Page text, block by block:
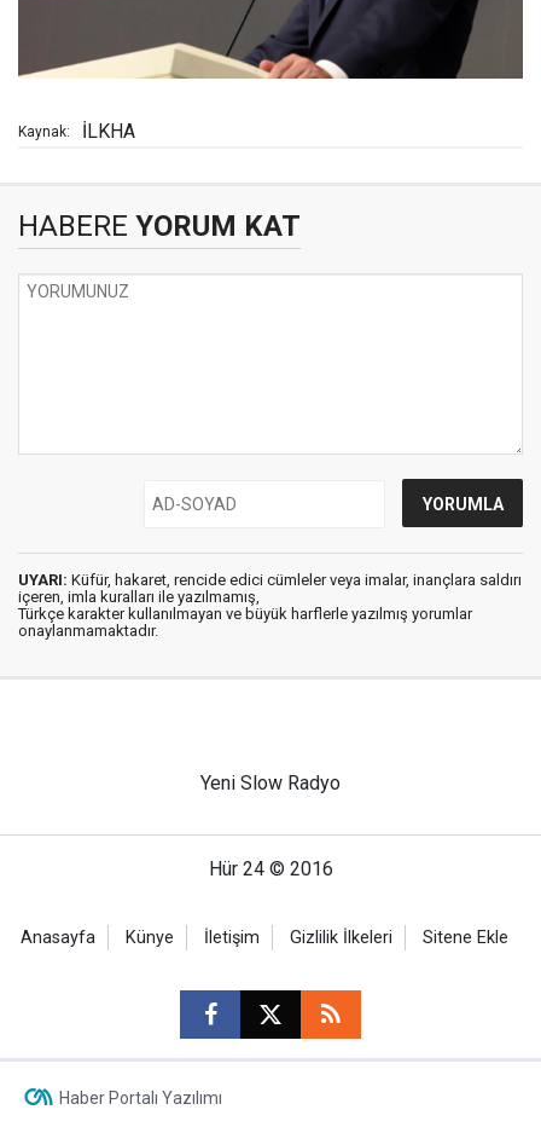
Kaynak: İLKHA
HABERE YORUM KAT
UYARI: Küfür, hakaret, rencide edici cümleler veya imalar, inançlara saldırı
içeren, imla kuralları ile yazılmamış,
Türkçe karakter kullanılmayan ve büyük harflerle yazılmış yorumlar
onaylanmamaktadır.
Yeni Slow Radyo
Hür 24 © 2016
Anasayfa Künye İletişim Gizlilik İlkeleri Sitene Ekle
Haber Portalı Yazılımı